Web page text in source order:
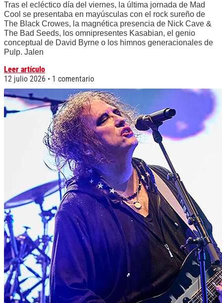
Tras el ecléctico día del viernes, la última jornada de Mad
Cool se presentaba en mayúsculas con el rock sureño de
The Black Crowes, la magnética presencia de Nick Cave &
The Bad Seeds, los omnipresentes Kasabian, el genio
conceptual de David Byrne o los himnos generacionales de
Pulp. Jalen
Leer artículo
12 julio 2026
1 comentario